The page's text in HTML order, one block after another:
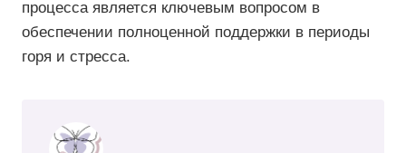
процесса является ключевым вопросом в
обеспечении полноценной поддержки в периоды
горя и стресса.